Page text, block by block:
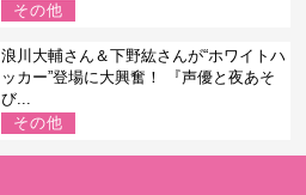
その他
浪川大輔さん＆下野紘さんが“ホワイトハ
ッカー”登場に大興奮！ 『声優と夜あそ
び...
その他